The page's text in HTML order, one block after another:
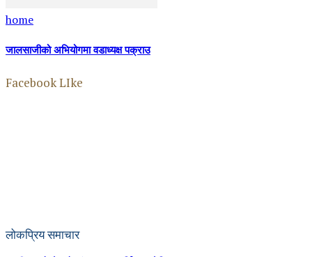
home
जालसाजीको अभियोगमा वडाध्यक्ष पक्राउ
Facebook LIke
लोकप्रिय समाचार